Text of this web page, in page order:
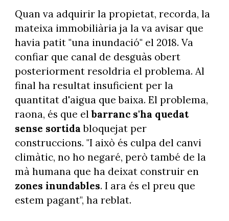
Quan va adquirir la propietat, recorda, la
mateixa immobiliària ja la va avisar que
havia patit "una inundació" el 2018. Va
confiar que canal de desguàs obert
posteriorment resoldria el problema. Al
final ha resultat insuficient per la
quantitat d'aigua que baixa. El problema,
raona, és que elbarranc s'ha quedat
sense sortida bloquejat per
construccions. "I això és culpa del canvi
climàtic, no ho negaré, però també de la
mà humana que ha deixat construir en
zones inundables. I ara és el preu que
estem pagant", ha reblat.